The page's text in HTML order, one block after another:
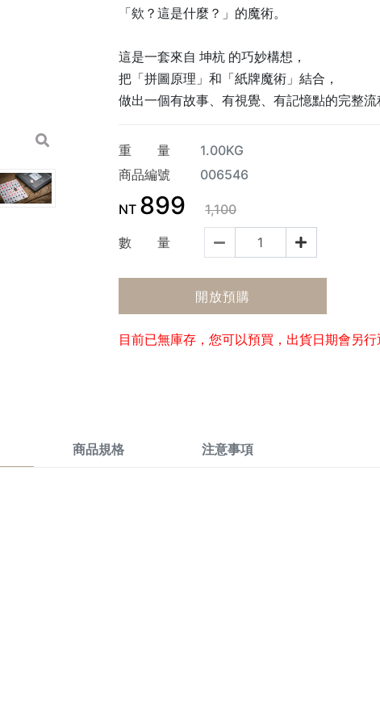
「欸？這是什麼？」的魔術。
這是一套來自 坤杭 的巧妙構想，
把「拼圖原理」和「紙牌魔術」結合，
做出一個有故事、有視覺、有記憶點的完整流
重 量
1.00KG
商品編號
006546
NT 899 1,100
數 量
開放預購
目前已無庫存，您可以預買，出貨日期會另行
商品規格 注意事項